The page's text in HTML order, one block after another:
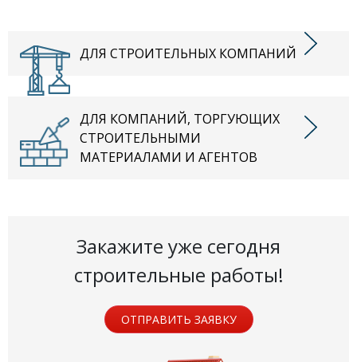
ДЛЯ СТРОИТЕЛЬНЫХ КОМПАНИЙ
ДЛЯ КОМПАНИЙ, ТОРГУЮЩИХ
СТРОИТЕЛЬНЫМИ
МАТЕРИАЛАМИ И АГЕНТОВ
Закажите уже сегодня
строительные работы!
ОТПРАВИТЬ ЗАЯВКУ